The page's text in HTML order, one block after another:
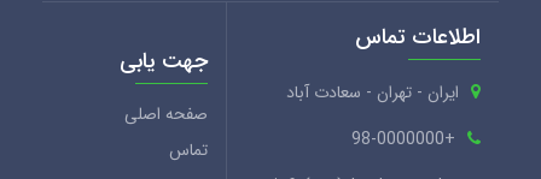
اطلاعات تماس
ایران - تهران - سعادت آباد
+98-0000000
جهت یابی
صفحه اصلی
تماس